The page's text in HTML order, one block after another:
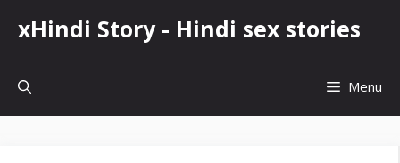
xHindi Story - Hindi sex stories
Menu